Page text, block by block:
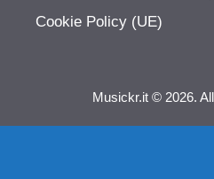
Cookie Policy (UE)
Musickr.it © 2026.